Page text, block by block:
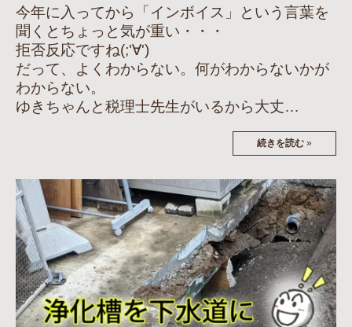
今年に入ってから「インボイス」という言葉を
聞くとちょっと気が重い・・・
拒否反応ですね(;'∀')
だって、よくわからない。何がわからないかが
わからない。
ゆきちゃんと税理士先生がいるから大丈…
続きを読む »